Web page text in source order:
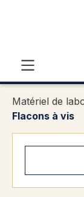
Matériel de
Flacons à vis